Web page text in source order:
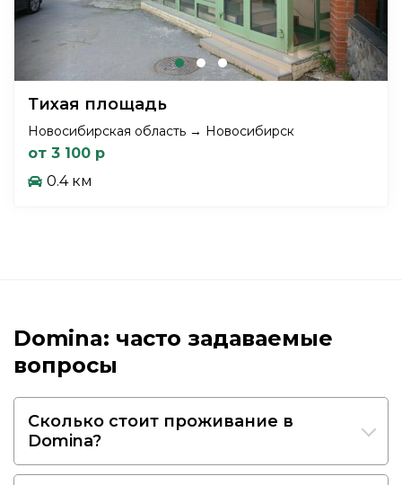
Тихая площадь
Новосибирская область → Новосибирск
от 3 100 р
0.4 км
Domina: часто задаваемые
вопросы
Сколько стоит проживание в
Domina?